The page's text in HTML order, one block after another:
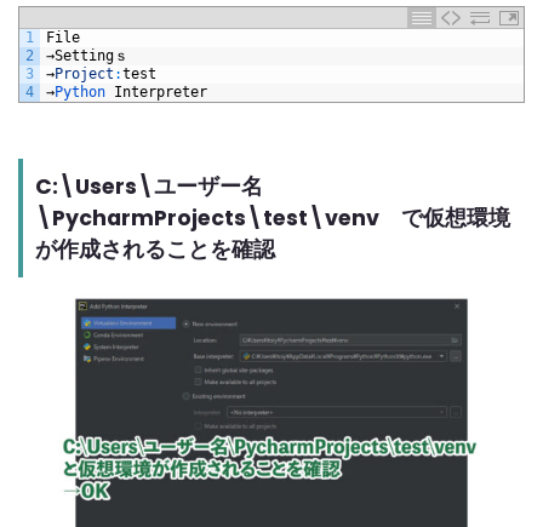
1
2
3
4
File
→Settingｓ
→Project :test
→Python Interpreter
C:\Users\ユーザー名
\PycharmProjects\test\venv で仮想環境
が作成されることを確認